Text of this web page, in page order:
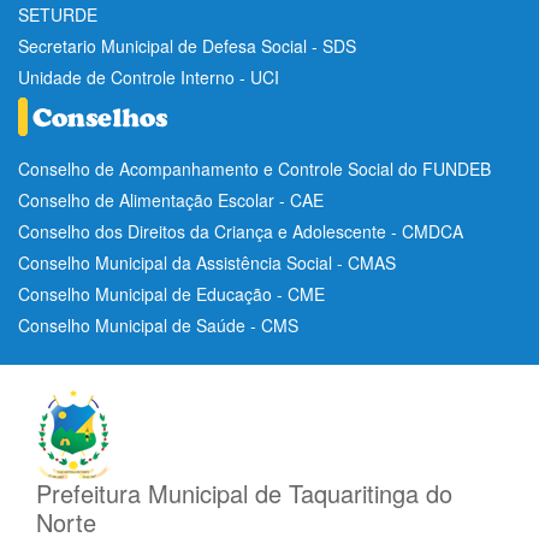
SETURDE
Secretario Municipal de Defesa Social - SDS
Unidade de Controle Interno - UCI
Conselho de Acompanhamento e Controle Social do FUNDEB
Conselho de Alimentação Escolar - CAE
Conselho dos Direitos da Criança e Adolescente - CMDCA
Conselho Municipal da Assistência Social - CMAS
Conselho Municipal de Educação - CME
Conselho Municipal de Saúde - CMS
Prefeitura Municipal de Taquaritinga do
Norte